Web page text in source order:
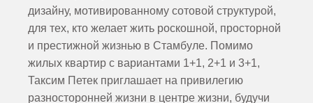
дизайну, мотивированному сотовой структурой,
для тех, кто желает жить роскошной, просторной
и престижной жизнью в Стамбуле. Помимо
жилых квартир с вариантами 1+1, 2+1 и 3+1,
Таксим Петек приглашает на привилегию
разносторонней жизни в центре жизни, будучи